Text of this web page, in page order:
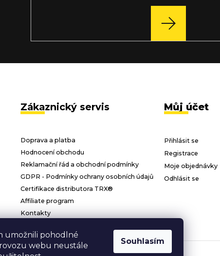
umožnili pohodlné
webu neustále
Souhlasím
PŘIHLÁSIT
SE
Zákaznický servis
Doprava a platba
Hodnocení obchodu
Reklamační řád a obchodní podmínky
GDPR - Podmínky ochrany osobních údajů
Certifikace distributora TRX®
Affiliate program
Kontakty
Můj účet
Přihlásit se
Registrace
Moje objednávky
Odhlásit se